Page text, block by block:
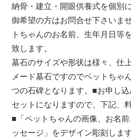
納骨・建立・開眼供養式を個別
御希望の方はお問合せ下さいま
トちゃんのお名前、生年月日等
致します。
墓石のサイズや形状は様々、仕
メード墓石ですのでペットちゃ
つの石碑となります。■お申し
セットになりますので、下記、
■「ペットちゃんの画像、お名
ッセージ」をデザイン彫刻します